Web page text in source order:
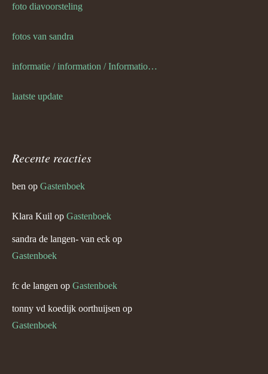
foto diavoorsteling
fotos van sandra
informatie / information / Informationen / l information
laatste update
Recente reacties
ben op Gastenboek
Klara Kuil op Gastenboek
sandra de langen- van eck op
Gastenboek
fc de langen op Gastenboek
tonny vd koedijk oorthuijsen op
Gastenboek